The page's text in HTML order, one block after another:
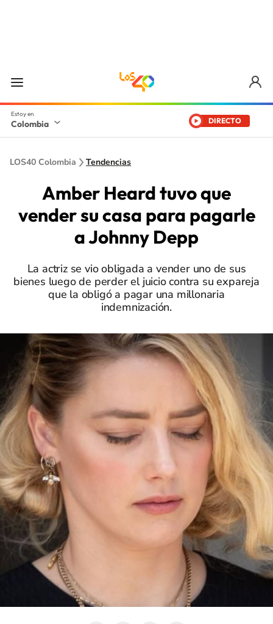
Colombia DIRECTO
LOS40 Colombia Tendencias
Amber Heard tuvo que
vender su casa para pagarle
a Johnny Depp
La actriz se vio obligada a vender uno de sus
bienes luego de perder el juicio contra su expareja
que la obligó a pagar una millonaria
indemnización.